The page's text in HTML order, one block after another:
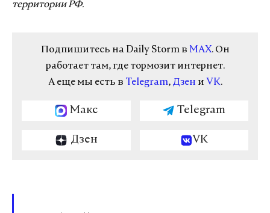
территории РФ.
Подпишитесь на Daily Storm в MAX. Он
работает там, где тормозит интернет.
А еще мы есть в Telegram, Дзен и VK.
Макс Telegram
Дзен VK